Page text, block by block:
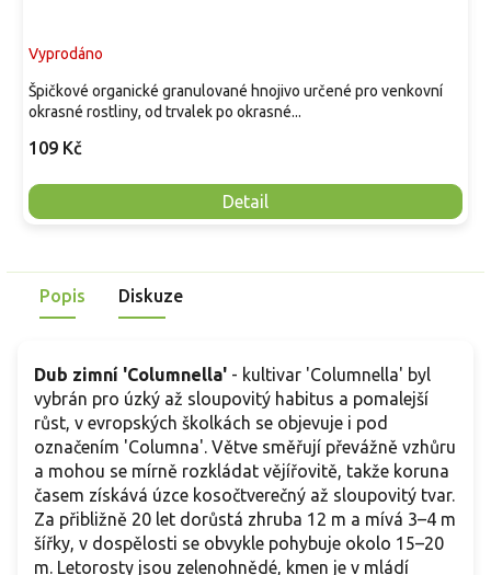
Vyprodáno
109 Kč
Detail
Špičkové organické granulované hnojivo určené pro venkovní
okrasné rostliny, od trvalek po okrasné...
Popis Diskuze
Dub zimní 'Columnella' - kultivar 'Columnella' byl
vybrán pro úzký až sloupovitý habitus a pomalejší
růst, v evropských školkách se objevuje i pod
označením 'Columna'. Větve směřují převážně vzhůru
a mohou se mírně rozkládat vějířovitě, takže koruna
časem získává úzce kosočtverečný až sloupovitý tvar.
Za přibližně 20 let dorůstá zhruba 12 m a mívá 3–4 m
šířky, v dospělosti se obvykle pohybuje okolo 15–20
m. Letorosty jsou zelenohnědé, kmen je v mládí